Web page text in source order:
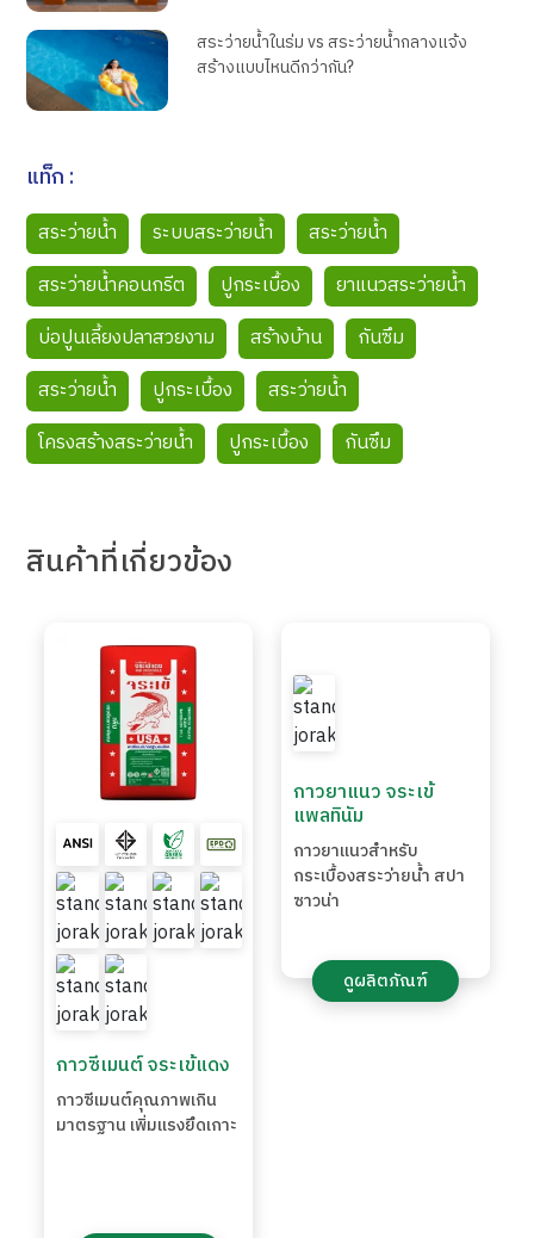
สระว่ายน้ำในร่ม vs สระว่ายน้ำกลางแจ้ง
สร้างแบบไหนดีกว่ากัน?
แท็ก :
สระว่ายน้ำ ระบบสระว่ายน้ำ
สระว่ายน้ำ
สระว่ายน้ำคอนกรีต
ปูกระเบื้อง
ยาแนวสระว่ายน้ำ
บ่อปูนเลี้ยงปลาสวยงาม
สร้างบ้าน
กันซึม
สระว่ายน้ำ
ปูกระเบื้อง
สระว่ายน้ำ
โครงสร้างสระว่ายน้ำ
ปูกระเบื้อง กันซึม
สินค้าที่เกี่ยวข้อง
กาวซีเมนต์ จระเข้แดง
กาวซีเมนต์คุณภาพเกิน
มาตรฐาน เพิ่มแรงยึดเกาะ
กาวยาแนวสำหรับ
กระเบื้องสระว่ายน้ำ สปา